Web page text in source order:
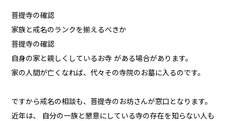
菩提寺の確認
家族と戒名のランクを揃えるべきか
菩提寺の確認
自身の家と親しくしているお寺 がある場合があります。
家の人間が亡くなれば、代々その寺院のお墓に入るのです。
ですから戒名の相談も、菩提寺のお坊さんが窓口となります。
近年は、 自分の一族と懇意にしている寺の存在を知らない人も